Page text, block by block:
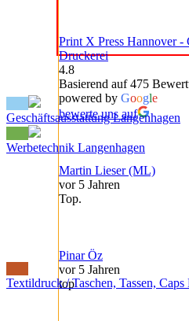
Print X Press Hannover -
Druckerei
4.8
Basierend auf 475
powered by Google
bewerte uns auf
Martin Lieser (ML)
vor 5 Jahren
Top.
Pinar Öz
vor 5 Jahren
top
Geschäftsausstattung Langenhagen
Werbetechnik Langenhagen
Textildruck / Taschen, Tassen, Caps